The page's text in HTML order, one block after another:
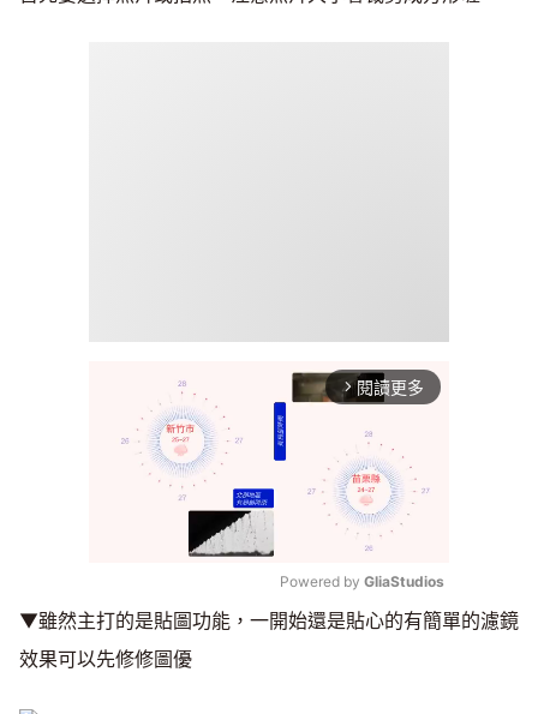
arrow_forward_ios 閱讀更多
Mute
Powered by GliaStudios
▼雖然主打的是貼圖功能，一開始還是貼心的有簡單的濾鏡
效果可以先修修圖優